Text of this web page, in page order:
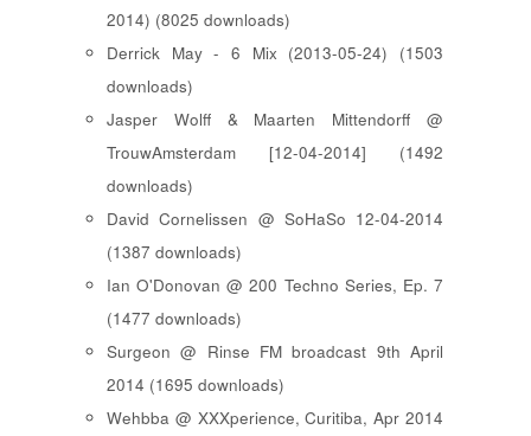
2014) (8025 downloads)
Derrick May - 6 Mix (2013-05-24) (1503
downloads)
Jasper Wolff & Maarten Mittendorff @
TrouwAmsterdam [12-04-2014] (1492
downloads)
David Cornelissen @ SoHaSo 12-04-2014
(1387 downloads)
Ian O'Donovan @ 200 Techno Series, Ep. 7
(1477 downloads)
Surgeon @ Rinse FM broadcast 9th April
2014 (1695 downloads)
Wehbba @ XXXperience, Curitiba, Apr 2014